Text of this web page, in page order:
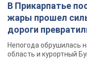
В Прикарпатье
жары прошел
дороги
Непогода обрушилась
область и курортный